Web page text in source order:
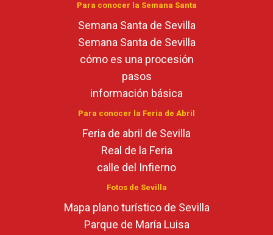
Para conocer la Semana Santa
Semana Santa de Sevilla
Semana Santa de Sevilla
cómo es una procesión
pasos
información básica
Para conocer la Feria de Abril
Feria de abril de Sevilla
Real de la Feria
calle del Infierno
Fotos de Sevilla
Mapa plano turístico de Sevilla
Parque de María Luisa